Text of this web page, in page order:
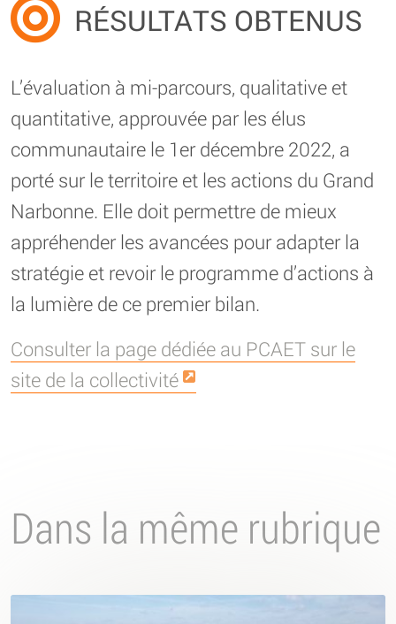
RÉSULTATS OBTENUS
L’évaluation à mi-parcours, qualitative et
quantitative, approuvée par les élus
communautaire le 1er décembre 2022, a
porté sur le territoire et les actions du Grand
Narbonne. Elle doit permettre de mieux
appréhender les avancées pour adapter la
stratégie et revoir le programme d’actions à
la lumière de ce premier bilan.
Consulter la page dédiée au PCAET sur le
site de la collectivité
Dans la même rubrique